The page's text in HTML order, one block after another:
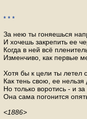
* * *
За нею ты гоняешься
И хочешь закрепить ее
Когда в ней всё
Изменчиво, как первые
Хотя бы к цели ты летел
Как тень свою, ее нельзя
Но только воротись - и
Она сама погонится
<1886>